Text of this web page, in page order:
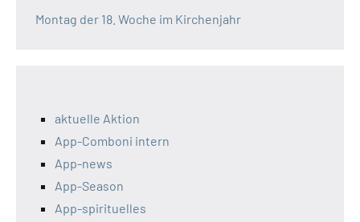
Montag der 18. Woche im Kirchenjahr
aktuelle Aktion
App-Comboni intern
App-news
App-Season
App-spirituelles